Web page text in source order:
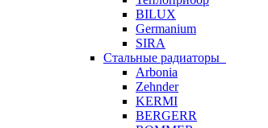
BILUX
Germanium
SIRA
Стальные радиаторы
Arbonia
Zehnder
KERMI
BERGERR